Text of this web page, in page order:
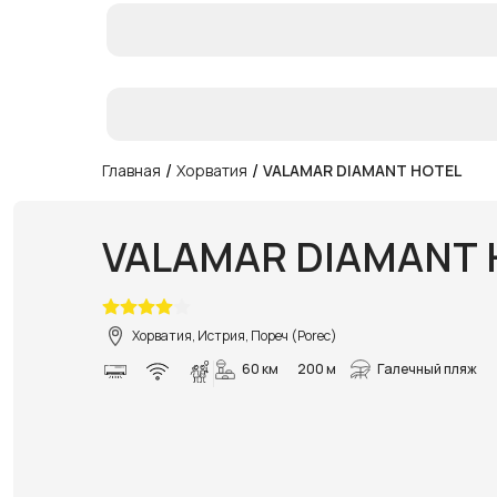
Главная / Хорватия / VALAMAR DIAMANT HOTEL
VALAMAR DIAMANT
Хорватия, Истрия, Пореч (Porec)
60 км
200 м Галечный пляж